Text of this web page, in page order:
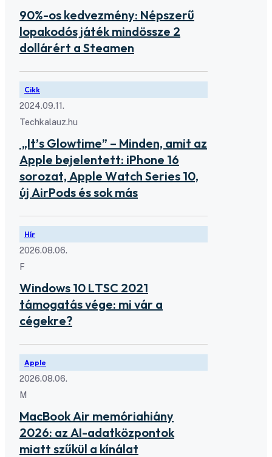
90%-os kedvezmény: Népszerű
lopakodós játék mindössze 2
dollárért a Steamen
Cikk
2024.09.11.
Techkalauz.hu
„It’s Glowtime” – Minden, amit az
Apple bejelentett: iPhone 16
sorozat, Apple Watch Series 10,
új AirPods és sok más
Hír
2026.08.06.
F
Windows 10 LTSC 2021
támogatás vége: mi vár a
cégekre?
Apple
2026.08.06.
M
MacBook Air memóriahiány
2026: az AI-adatközpontok
miatt szűkül a kínálat